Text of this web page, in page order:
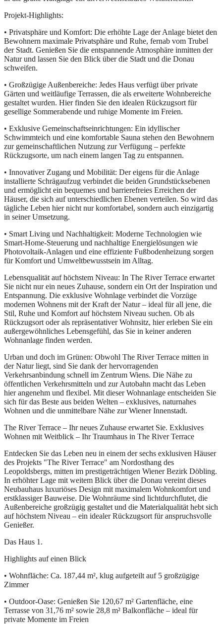
Projekt-Highlights:
• Privatsphäre und Komfort: Die erhöhte Lage der Anlage bietet den
Bewohnern maximale Privatsphäre und Ruhe, fernab vom Trubel
der Stadt. Genießen Sie die entspannende Atmosphäre inmitten der
Natur und lassen Sie den Blick über die Stadt und die Donau
schweifen.
• Großzügige Außenbereiche: Jedes Haus verfügt über private
Gärten und weitläufige Terrassen, die als erweiterte Wohnbereiche
gestaltet wurden. Hier finden Sie den idealen Rückzugsort für
gesellige Sommerabende und ruhige Momente im Freien.
• Exklusive Gemeinschaftseinrichtungen: Ein idyllischer
Schwimmteich und eine komfortable Sauna stehen den Bewohnern
zur gemeinschaftlichen Nutzung zur Verfügung – perfekte
Rückzugsorte, um nach einem langen Tag zu entspannen.
• Innovativer Zugang und Mobilität: Der eigens für die Anlage
installierte Schrägaufzug verbindet die beiden Grundstücksebenen
und ermöglicht ein bequemes und barrierefreies Erreichen der
Häuser, die sich auf unterschiedlichen Ebenen verteilen. So wird das
tägliche Leben hier nicht nur komfortabel, sondern auch einzigartig
in seiner Umsetzung.
• Smart Living und Nachhaltigkeit: Moderne Technologien wie
Smart-Home-Steuerung und nachhaltige Energielösungen wie
Photovoltaik-Anlagen und eine effiziente Fußbodenheizung sorgen
für Komfort und Umweltbewusstsein im Alltag.
Lebensqualität auf höchstem Niveau: In The River Terrace erwartet
Sie nicht nur ein neues Zuhause, sondern ein Ort der Inspiration und
Entspannung. Die exklusive Wohnlage verbindet die Vorzüge
modernen Wohnens mit der Kraft der Natur – ideal für all jene, die
Stil, Ruhe und Komfort auf höchstem Niveau suchen. Ob als
Rückzugsort oder als repräsentativer Wohnsitz, hier erleben Sie ein
außergewöhnliches Lebensgefühl, das Sie in keiner anderen
Wohnanlage finden werden.
Urban und doch im Grünen: Obwohl The River Terrace mitten in
der Natur liegt, sind Sie dank der hervorragenden
Verkehrsanbindung schnell im Zentrum Wiens. Die Nähe zu
öffentlichen Verkehrsmitteln und zur Autobahn macht das Leben
hier angenehm und flexibel. Mit dieser Wohnanlage entscheiden Sie
sich für das Beste aus beiden Welten – exklusives, naturnahes
Wohnen und die unmittelbare Nähe zur Wiener Innenstadt.
The River Terrace – Ihr neues Zuhause erwartet Sie. Exklusives
Wohnen mit Weitblick – Ihr Traumhaus in The River Terrace
Entdecken Sie das Leben neu in einem der sechs exklusiven Häuser
des Projekts "The River Terrace" am Nordosthang des
Leopoldsbergs, mitten im prestigeträchtigen Wiener Bezirk Döbling.
In erhöhter Lage mit weitem Blick über die Donau vereint dieses
Neubauhaus luxuriöses Design mit maximalem Wohnkomfort und
erstklassiger Bauweise. Die Wohnräume sind lichtdurchflutet, die
Außenbereiche großzügig gestaltet und die Materialqualität hebt sich
auf höchstem Niveau – ein idealer Rückzugsort für anspruchsvolle
Genießer.
Das Haus 1.
Highlights auf einen Blick
• Wohnfläche: Ca. 187,44 m², klug aufgeteilt auf 5 großzügige
Zimmer
• Outdoor-Oase: Genießen Sie 120,67 m² Gartenfläche, eine
Terrasse von 31,76 m² sowie 28,8 m² Balkonfläche – ideal für
private Momente im Freien